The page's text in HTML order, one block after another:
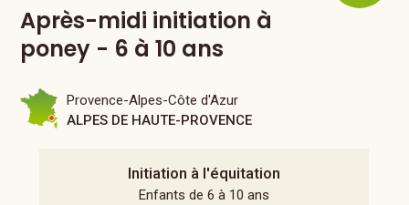
Après-midi initiation à
poney - 6 à 10 ans
Initiation à l'équitation
Enfants de 6 à 10 ans
Provence-Alpes-Côte d'Azur
ALPES DE HAUTE-PROVENCE